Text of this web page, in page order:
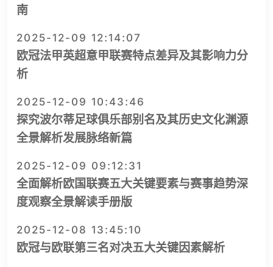
南
2025-12-09 12:14:07
欧冠法甲英超意甲联赛特点差异及其影响力分
析
2025-12-09 10:43:46
探究波尔蒂足球俱乐部别名及其历史文化渊源
全景解析发展脉络新篇
2025-12-09 09:12:31
全面解析欧国联赛五大关键要素与赛事趋势深
度观察全景解读手册版
2025-12-08 13:45:10
欧冠与欧联第三名对决五大关键因素解析